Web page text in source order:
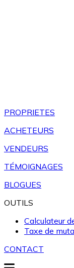
PROPRIETES
ACHETEURS
VENDEURS
TÉMOIGNAGES
BLOGUES
OUTILS
Calculateur
Taxe de
CONTACT